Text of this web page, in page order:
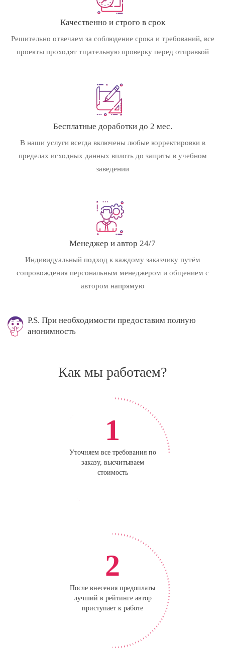
Качественно и строго в срок
Решительно отвечаем за соблюдение срока и требований, все
проекты проходят тщательную проверку перед отправкой
Бесплатные доработки до 2 мес.
В наши услуги всегда включены любые корректировки в
пределах исходных данных вплоть до защиты в учебном
заведении
Менеджер и автор 24/7
Индивидуальный подход к каждому заказчику путём
сопровождения персональным менеджером и общением с
автором напрямую
P.S. При необходимости предоставим полную
анонимность
Как мы работаем?
1
Уточняем все требования по
заказу, высчитываем
стоимость
2
После внесения предоплаты
лучший в рейтинге автор
приступает к работе